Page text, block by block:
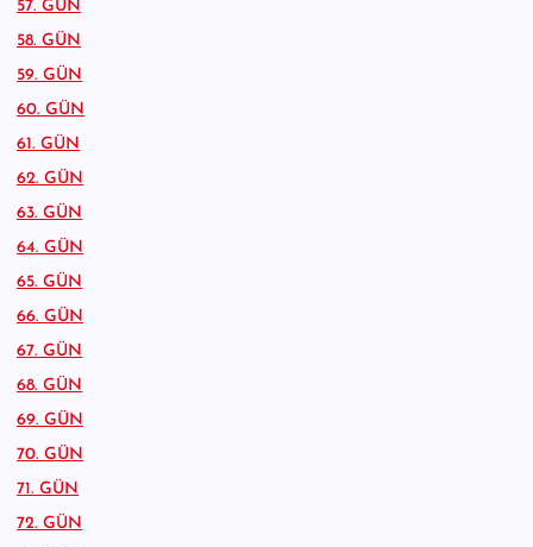
57. GÜN
58. GÜN
59. GÜN
60. GÜN
61. GÜN
62. GÜN
63. GÜN
64. GÜN
65. GÜN
66. GÜN
67. GÜN
68. GÜN
69. GÜN
70. GÜN
71. GÜN
72. GÜN